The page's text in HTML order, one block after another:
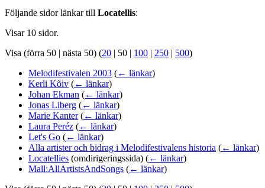
Följande sidor länkar till Locatellis:
Visar 10 sidor.
Visa (förra 50 | nästa 50) (20 | 50 | 100 | 250 | 500)
Melodifestivalen 2003 (← länkar)
Kerli Kõiv (← länkar)
Johan Ekman (← länkar)
Jonas Liberg (← länkar)
Marie Kanter (← länkar)
Laura Peréz (← länkar)
Let's Go (← länkar)
Alla artister och bidrag i Melodifestivalens historia (← länkar)
Locatellies (omdirigeringssida) (← länkar)
Mall:AllArtistsAndSongs (← länkar)